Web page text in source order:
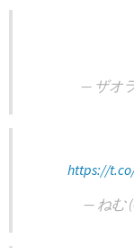
— ザオ
https://
— ねむ